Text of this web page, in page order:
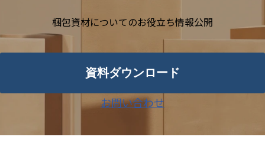
お役立ち情報
企業情報
梱包資材についてのお役立ち情報公開
資料ダウンロード
お問い合わせ